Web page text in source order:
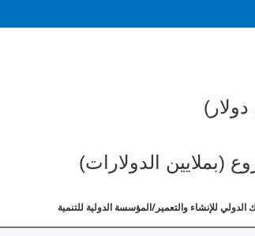
(بملايين الدولارات)
الدولي للإنشاء والتعمير/المؤسسة الدولية للتنمية